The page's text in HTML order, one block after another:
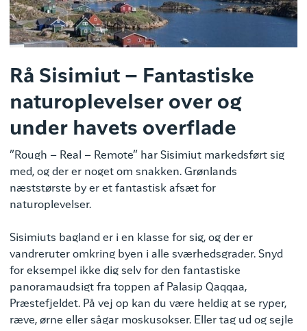
Rå Sisimiut – Fantastiske
naturoplevelser over og
under havets overflade
”Rough – Real – Remote” har Sisimiut markedsført sig
med, og der er noget om snakken. Grønlands
næststørste by er et fantastisk afsæt for
naturoplevelser.
Sisimiuts bagland er i en klasse for sig, og der er
vandreruter omkring byen i alle sværhedsgrader. Snyd
for eksempel ikke dig selv for den fantastiske
panoramaudsigt fra toppen af Palasip Qaqqaa,
Præstefjeldet. På vej op kan du være heldig at se ryper,
ræve, ørne eller sågar moskusokser. Eller tag ud og sejle